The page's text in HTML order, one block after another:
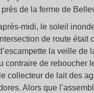
de la ferme de
midi, le soleil
de route était
la veille de
contraire de reboucher
collecteur de lait des
Alors que